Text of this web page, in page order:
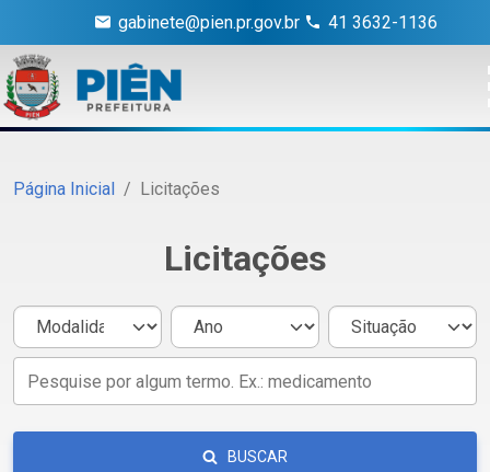
gabinete@pien.pr.gov.br 41 3632-1136
Página Inicial Licitações
Licitações
BUSCAR